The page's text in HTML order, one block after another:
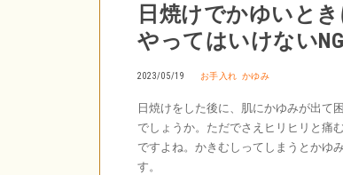
日焼けでかゆいと
やってはいけない
2023/05/19 お手入れ かゆみ
日焼けをした後に、肌にかゆみが出て
でしょうか。ただでさえヒリヒリと痛
ですよね。かきむしってしまうとかゆ
す。